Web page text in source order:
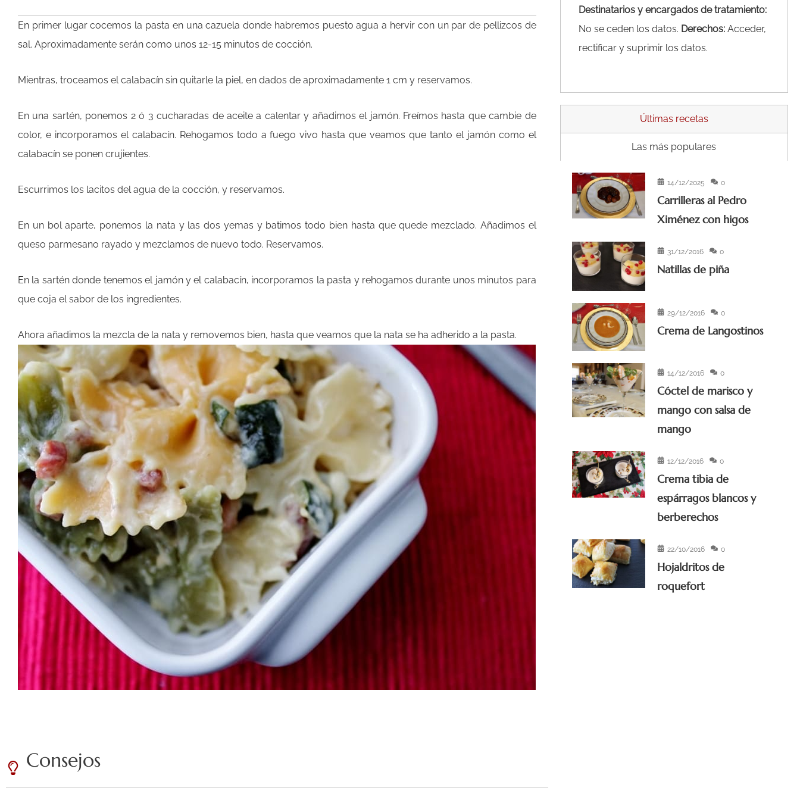
En primer lugar cocemos la pasta en una cazuela donde habremos puesto agua a hervir con un par de pellizcos de
sal. Aproximadamente serán como unos 12-15 minutos de cocción.
Mientras, troceamos el calabacín sin quitarle la piel, en dados de aproximadamente 1 cm y reservamos.
En una sartén, ponemos 2 ó 3 cucharadas de aceite a calentar y añadimos el jamón. Freímos hasta que cambie de
color, e incorporamos el calabacín. Rehogamos todo a fuego vivo hasta que veamos que tanto el jamón como el
calabacín se ponen crujientes.
Escurrimos los lacitos del agua de la cocción, y reservamos.
En un bol aparte, ponemos la nata y las dos yemas y batimos todo bien hasta que quede mezclado. Añadimos el
queso parmesano rayado y mezclamos de nuevo todo. Reservamos.
En la sartén donde tenemos el jamón y el calabacín, incorporamos la pasta y rehogamos durante unos minutos para
que coja el sabor de los ingredientes.
Ahora añadimos la mezcla de la nata y removemos bien, hasta que veamos que la nata se ha adherido a la pasta.
Consejos
Destinatarios y encargados de tratamiento:
No se ceden los datos. Derechos:Acceder,
rectificar y suprimir los datos.
Últimas recetas
Las más populares
14/12/2025 0
Carrilleras al Pedro
Ximénez con higos
31/12/2016 0
Natillas de piña
29/12/2016 0
Crema de Langostinos
14/12/2016 0
Cóctel de marisco y
mango con salsa de
mango
12/12/2016 0
Crema tibia de
espárragos blancos y
berberechos
22/10/2016 0
Hojaldritos de
roquefort